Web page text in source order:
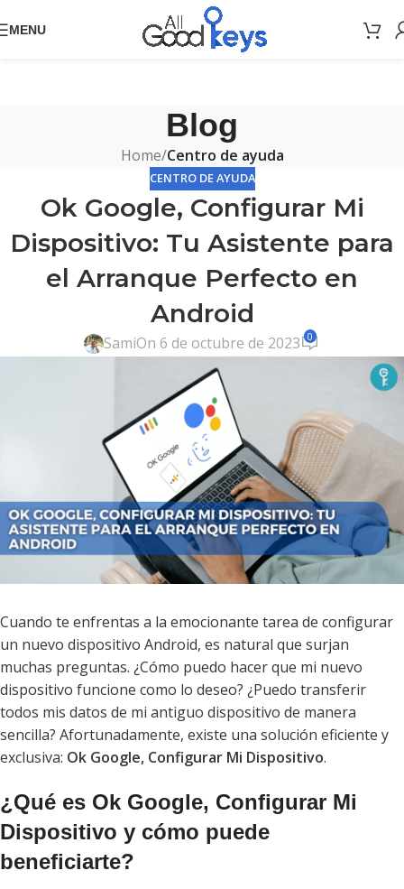
MENU
Blog
Home/Centro de ayuda
CENTRO DE AYUDA
Ok Google, Configurar Mi
Dispositivo: Tu Asistente para
el Arranque Perfecto en
Android
SamiOn 6 de octubre de 2023 0
Cuando te enfrentas a la emocionante tarea de configurar
un nuevo dispositivo Android, es natural que surjan
muchas preguntas. ¿Cómo puedo hacer que mi nuevo
dispositivo funcione como lo deseo? ¿Puedo transferir
todos mis datos de mi antiguo dispositivo de manera
sencilla? Afortunadamente, existe una solución eficiente y
exclusiva: Ok Google, Configurar Mi Dispositivo.
¿Qué es Ok Google, Configurar Mi
Dispositivo y cómo puede
beneficiarte?